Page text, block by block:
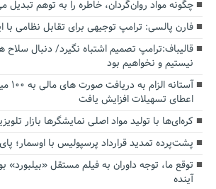
چگونه مواد روان‌گردان، خاطره را به توهم تبدیل
فارن پالسی: ترامپ توجیهی برای تقابل نظامی با
قالیباف:ترامپ تصمیم اشتباه نگیرد/ دنبال سلاح
نیستیم و نخواهیم بود
اعطای تسهیلات افزایش یافت
کره‌ای‌ها با تولید مواد اصلی نمایشگرها بازار
پشت‌پرده تمدید قرارداد پرسپولیس با اوسمار؛
توقع ما، توجه داوران به فیلم مستقل «بیلبورد»
آینده